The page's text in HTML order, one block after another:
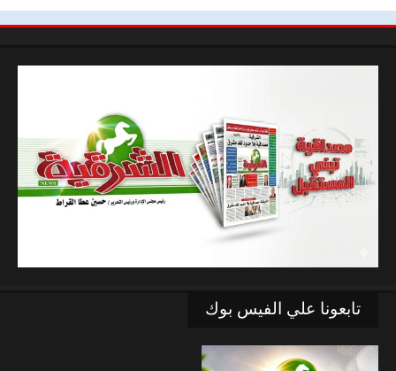
تابعونا علي الفيس بوك